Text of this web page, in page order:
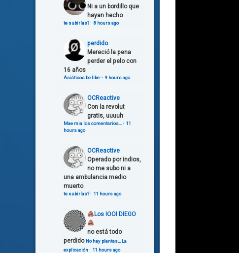
Ni a un bordillo que
hayan hecho
te subirías?· 8 hours ago
perdido
Mereció la pena
perder el pelo con
16 años
Asiáticos be like:· 9 hours ago
OCReactive
Con la revolut
gratis, uuuuh
Mae mia los comentarios… · 11
hours ago
OCReactive
Operado por indios,
no me subo ni a
una ambulancia medio
muerto
te subirías?· 11 hours ago
Los IOOI DIEGO
no está todo
perdido No hay plantas… La
explicación· 11 hours ago